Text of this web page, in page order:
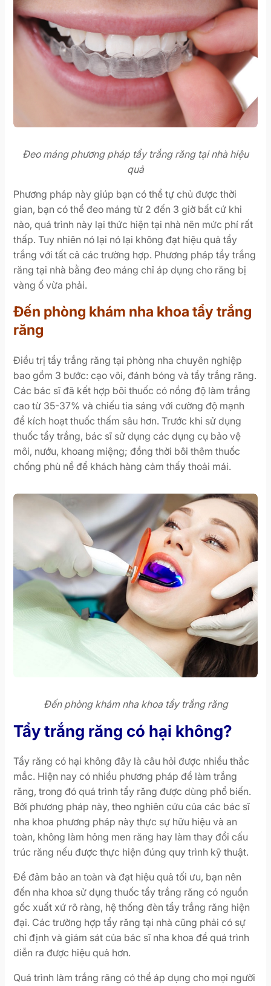
Đeo máng phương pháp tẩy trắng răng tại nhà hiệu
quả
Phương pháp này giúp bạn có thể tự chủ được thời
gian, bạn có thể đeo máng từ 2 đến 3 giờ bất cứ khi
nào, quá trình này lại thức hiện tại nhà nên mức phí rất
thấp. Tuy nhiên nó lại nó lại không đạt hiệu quả tẩy
trắng với tất cả các trường hợp. Phương pháp tẩy trắng
răng tại nhà bằng đeo máng chỉ áp dụng cho răng bị
vàng ố vừa phải.
Đến phòng khám nha khoa tẩy trắng
răng
Điều trị tẩy trắng răng tại phòng nha chuyên nghiệp
bao gồm 3 bước: cạo vôi, đánh bóng và tẩy trắng răng.
Các bác sĩ đã kết hợp bôi thuốc có nồng độ làm trắng
cao từ 35-37% và chiếu tia sáng với cường độ mạnh
để kích hoạt thuốc thấm sâu hơn. Trước khi sử dụng
thuốc tẩy trắng, bác sĩ sử dụng các dụng cụ bảo vệ
môi, nướu, khoang miệng; đồng thời bôi thêm thuốc
chống phù nề để khách hàng cảm thấy thoải mái.
Đến phòng khám nha khoa tẩy trắng răng
Tẩy trắng răng có hại không?
Tẩy răng có hại không đây là câu hỏi được nhiều thắc
mắc. Hiện nay có nhiều phương pháp để làm trắng
răng, trong đó quá trình tẩy răng được dùng phổ biến.
Bởi phương pháp này, theo nghiên cứu của các bác sĩ
nha khoa phương pháp này thực sự hữu hiệu và an
toàn, không làm hỏng men răng hay làm thay đổi cấu
trúc răng nếu được thực hiện đúng quy trình kỹ thuật.
Để đảm bảo an toàn và đạt hiệu quả tối ưu, bạn nên
đến nha khoa sử dụng thuốc tẩy trắng răng có nguồn
gốc xuất xứ rõ ràng, hệ thống đèn tẩy trắng răng hiện
đại. Các trường hợp tẩy răng tại nhà cũng phải có sự
chỉ định và giám sát của bác sĩ nha khoa để quá trình
diễn ra được hiệu quả hơn.
Quá trình làm trắng răng có thể áp dụng cho mọi người